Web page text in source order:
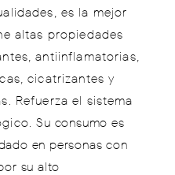
es la mejor
altas propiedades
antiinflamatorias,
cicatrizantes y
Refuerza el sistema
Su consumo es
en personas con
su alto